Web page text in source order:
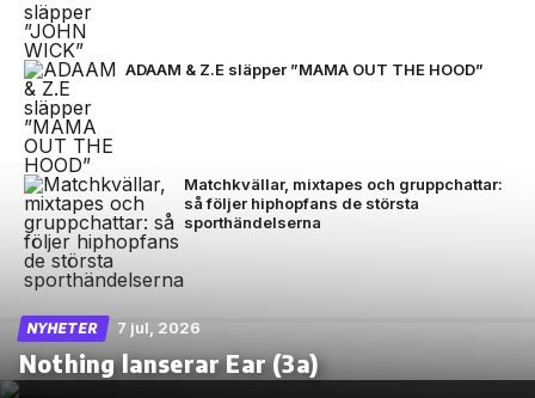
ADAAM & Z.E släpper ”MAMA OUT THE HOOD”
Matchkvällar, mixtapes och gruppchattar:
så följer hiphopfans de största
sporthändelserna
NYHETER 7 jul, 2026
Nothing lanserar Ear (3a)